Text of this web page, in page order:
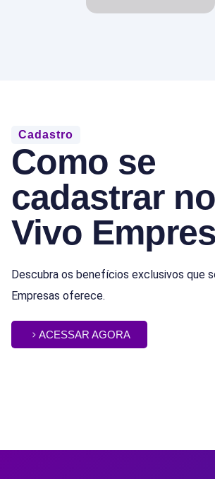
Cadastro
Como se
cadastrar
Vivo
Descubra os benefícios exclusivos que
Empresas oferece.
ACESSAR AGORA